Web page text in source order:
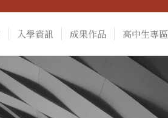
入學資訊 成果作品 高中生專區